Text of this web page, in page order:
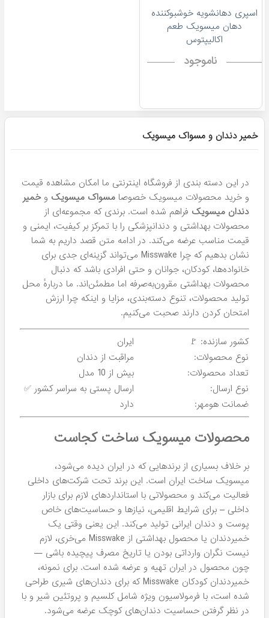
اسپری دهانشویه خوشبوکننده
دهان میسویک طعم
اکالیپتوس
ناموجود
خمیر دندان و مسواک میسویک
در این دسته بندی از فروشگاه اینترنتی ما امکان مشاهده قیمت
و خرید محصولات میسویک خصوصا مسواک میسویک وخمیر
دندان میسویک فراهم شده است. برندی که مجموعه‌ای از
محصولات بهداشتی و دندانپزشکی را با تمرکز بر کیفیت، ایمنی و
قیمت مناسب عرضه می‌کند. در ادامه متن قصد داریم به شما
نشان بدهیم که چرا Misswake می‌تواند گزینه‌ای جدی برای
خانواده‌ها، کودکان، جوانان و حتی افرادی باشد که دنبال
محصولات بهداشتی مقرون‌به‌صرفه اما مطمئن‌اند. ما دربارهٔ محل
تولید محصولات، تنوع دسته‌بندی، مزایا و اینکه چرا ارزش
امتحان کردن دارند صحبت می‌کنیم.
کشور سازنده: 🚩
ایران
نوع محصولات:
مراقبت از دندان
تعداد محصولات:
بیش از 10 مدل
نوع ارسال:
ارسال پستی به سراسر کشور ✅
ضمانت هومهر:
دارد
محصولات میسویک ساخت کجاست
بر خلاف بسیاری از برندهایی که در ایران دیده می‌شود،
میسویک ساخت ایران است. این برند تحت شرکت‌های داخلی
فعالیت می‌کند و محصولاتی با استانداردهای لازم برای بازار
داخلی – برای شرایط اقلیمی، نیازها و حساسیت‌های خاص
پوست و دندان ایرانی تولید می‌کند. این یعنی وقتی یک
خمیردندان یا محصول بهداشتی از Misswake می‌خری، لازم
نیست نگران وارداتی بودن یا تاریخ مصرف پیچیده باشی —
چون محصول در ایران تهیه و عرضه شده است. برای نمونه،
خمیردندان کودکان Misswake که برای دندان‌های شیری طراحی
شده است، با فرمولاسیون ویژه شامل کلسیم و پروتئین شیر و با
در نظر گرفتن حساسیت دندان‌های کوچک عرضه می‌شود.